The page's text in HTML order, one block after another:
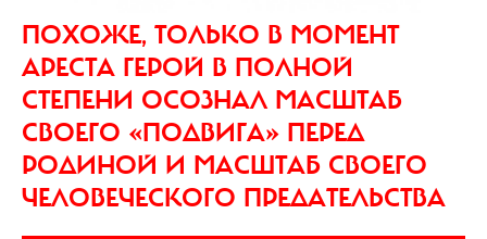
ПОХОЖЕ, ТОЛЬКО В МОМЕНТ
АРЕСТА ГЕРОЙ В ПОЛНОЙ
СТЕПЕНИ ОСОЗНАЛ МАСШТАБ
СВОЕГО «ПОДВИГА» ПЕРЕД
РОДИНОЙ И МАСШТАБ СВОЕГО
ЧЕЛОВЕЧЕСКОГО ПРЕДАТЕЛЬСТВА